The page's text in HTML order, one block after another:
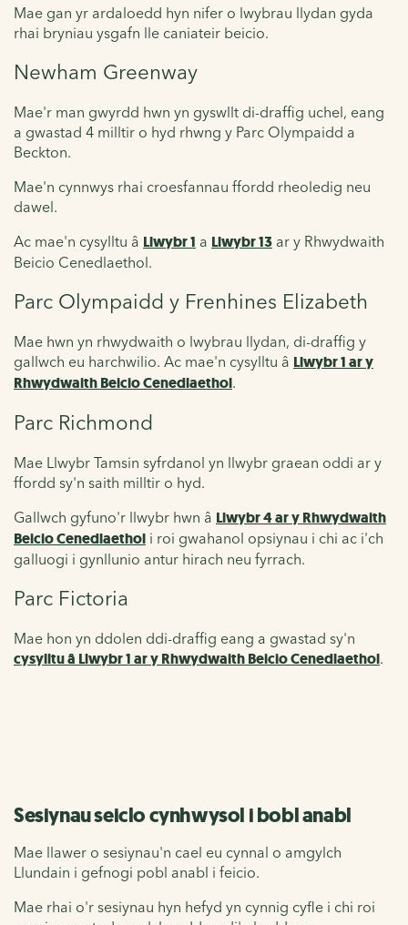
Mae gan yr ardaloedd hyn nifer o lwybrau llydan gyda
rhai bryniau ysgafn lle caniateir beicio.
Newham Greenway
Mae'r man gwyrdd hwn yn gyswllt di-draffig uchel, eang
a gwastad 4 milltir o hyd rhwng y Parc Olympaidd a
Beckton.
Mae'n cynnwys rhai croesfannau ffordd rheoledig neu
dawel.
Ac mae'n cysylltu â Llwybr 1 a Llwybr 13 ar y Rhwydwaith
Beicio Cenedlaethol.
Parc Olympaidd y Frenhines Elizabeth
Mae hwn yn rhwydwaith o lwybrau llydan, di-draffig y
gallwch eu harchwilio. Ac mae'n cysylltu â Llwybr 1 ar y
Rhwydwaith Beicio Cenedlaethol.
Parc Richmond
Mae Llwybr Tamsin syfrdanol yn llwybr graean oddi ar y
ffordd sy'n saith milltir o hyd.
Gallwch gyfuno'r llwybr hwn â Llwybr 4 ar y Rhwydwaith
Beicio Cenedlaethol i roi gwahanol opsiynau i chi ac i'ch
galluogi i gynllunio antur hirach neu fyrrach.
Parc Fictoria
Mae hon yn ddolen ddi-draffig eang a gwastad sy'n
cysylltu â Llwybr 1 ar y Rhwydwaith Beicio Cenedlaethol.
Sesiynau seiclo cynhwysoli bobl anabl
Mae llawer o sesiynau'n cael eu cynnal o amgylch
Llundain i gefnogi pobl anabl i feicio.
Mae rhai o'r sesiynau hyn hefyd yn cynnig cyfle i chi roi